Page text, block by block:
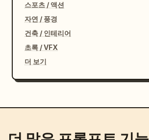
스포츠 / 액션
자연 / 풍경
건축 / 인테리어
초록 / VFX
더 보기